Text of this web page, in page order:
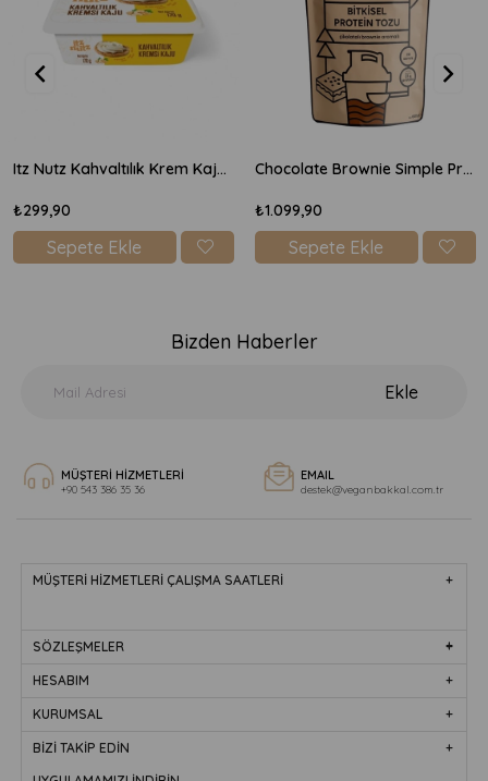
Itz Nutz Kahvaltılık Krem Kaju Peyniri 170gr
₺299,90
Sepete Ekle
Chocolate Brownie Simple Protein Mix 600gr
₺1.099,90
Sepete Ekle
Bizden Haberler
Ekle
MÜŞTERİ HİZMETLERİ
+90 543 386 35 36
EMAIL
destek@veganbakkal.com.tr
MÜŞTERİ HİZMETLERİ ÇALIŞMA SAATLERİ
SÖZLEŞMELER
HESABIM
KURUMSAL
BİZİ TAKİP EDİN